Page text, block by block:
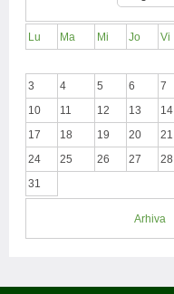
Lu Ma Mi Jo Vi
3
4 5 6 7
10
11 12 13 14
17
18 19 20 21
24
25 26 27 28
31
Arhiva